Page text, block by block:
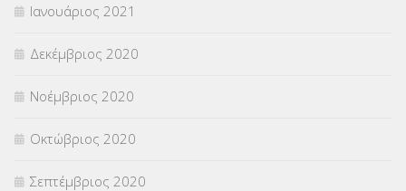
Ιανουάριος 2021
Δεκέμβριος 2020
Νοέμβριος 2020
Οκτώβριος 2020
Σεπτέμβριος 2020